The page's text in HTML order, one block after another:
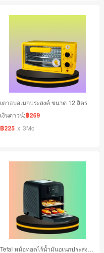
เตาอบอเนกประสงค์ ขนาด 12 ลิตร
เงินดาวน์:฿269
฿225 x 3Mo